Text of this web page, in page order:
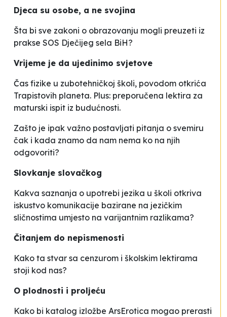
Djeca su osobe, a ne svojina
Šta bi sve zakoni o obrazovanju mogli preuzeti iz
prakse SOS Dječijeg sela BiH?
Vrijeme je da ujedinimo svjetove
Čas fizike u zubotehničkoj školi, povodom otkrića
Trapistovih planeta. Plus: preporučena lektira za
maturski ispit iz budućnosti.
Zašto je ipak važno postavljati pitanja o svemiru
čak i kada znamo da nam nema ko na njih
odgovoriti?
Slovkanje slovačkog
Kakva saznanja o upotrebi jezika u školi otkriva
iskustvo komunikacije bazirane na jezičkim
sličnostima umjesto na varijantnim razlikama?
Čitanjem do nepismenosti
Kako ta stvar sa cenzurom i školskim lektirama
stoji kod nas?
O plodnosti i proljeću
Kako bi katalog izložbe ArsErotica mogao prerasti